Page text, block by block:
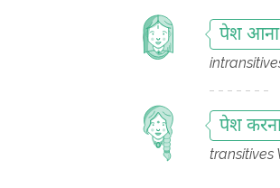
पेश आना
पेश
transitives